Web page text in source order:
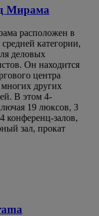
Мирама
расположен в
категории,
деловых
Он находится
центра
многих других
В этом 4-
19 люксов, 3
конференц-залов,
зал, прокат